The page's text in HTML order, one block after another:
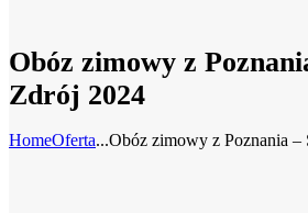
Obóz zimowy z
Zdrój 2024
HomeOferta...Obóz zimowy z Poznania –